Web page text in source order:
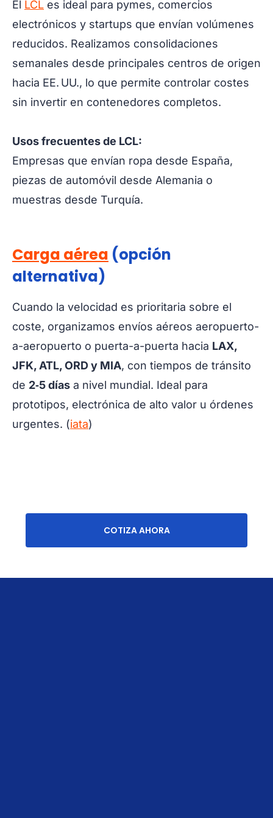
El LCL es ideal para pymes, comercios
electrónicos y startups que envían volúmenes
reducidos. Realizamos consolidaciones
semanales desde principales centros de origen
hacia EE. UU., lo que permite controlar costes
sin invertir en contenedores completos.
Usos frecuentes de LCL:
Empresas que envían ropa desde España,
piezas de automóvil desde Alemania o
muestras desde Turquía.
Carga aérea (opción
alternativa)
Cuando la velocidad es prioritaria sobre el
coste, organizamos envíos aéreos aeropuerto-
a-aeropuerto o puerta-a-puerta hacia LAX,
JFK, ATL, ORD y MIA, con tiempos de tránsito
de 2‑5 días a nivel mundial. Ideal para
prototipos, electrónica de alto valor u órdenes
urgentes. (iata)
COTIZA AHORA